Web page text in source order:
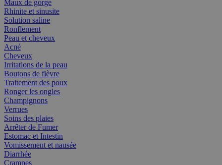
Maux de gorge
Rhinite et sinusite
Solution saline
Ronflement
Peau et cheveux
Acné
Cheveux
Irritations de la peau
Boutons de fièvre
Traitement des poux
Ronger les ongles
Champignons
Verrues
Soins des plaies
Arrêter de Fumer
Estomac et Intestin
Vomissement et nausée
Diarrhée
Crampes